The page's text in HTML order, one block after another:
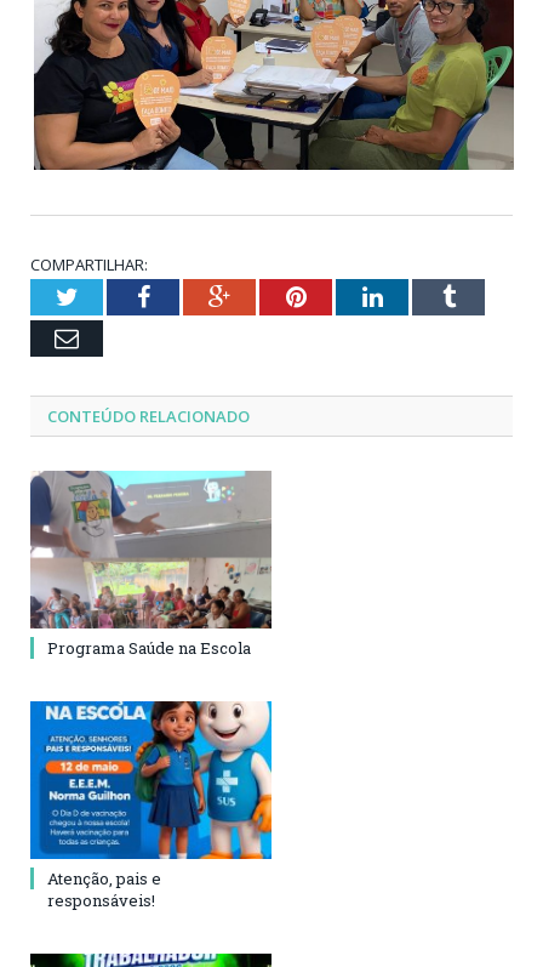
COMPARTILHAR:
TwitterFacebookGoogle+PinterestLinkedInTumblr
Email
CONTEÚDO RELACIONADO
Programa Saúde na Escola
Atenção, pais e
responsáveis!